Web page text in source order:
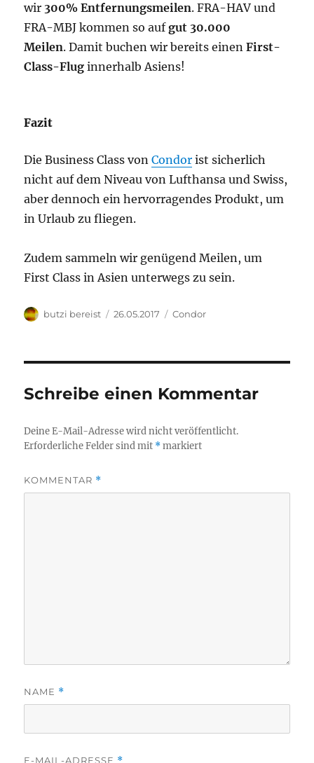
wir 300% Entfernungsmeilen. FRA-HAV und
FRA-MBJ kommen so aufgut 30.000
Meilen. Damit buchen wir bereits einenFirst-
Class-Flug innerhalb Asiens!
Fazit
Die Business Class vonCondor ist sicherlich
nicht auf dem Niveau von Lufthansa und Swiss,
aber dennoch ein hervorragendes Produkt, um
in Urlaub zu fliegen.
Zudem sammeln wir genügend Meilen, um
First Class in Asien unterwegs zu sein.
Autor
butzi bereist
Veröffentlicht
26.05.2017 Kategorien
Condor
Schreibe einen Kommentar
Deine E-Mail-Adresse wird nicht veröffentlicht.
Erforderliche Felder sind mit *markiert
KOMMENTAR *
NAME *
E-MAIL-ADRESSE